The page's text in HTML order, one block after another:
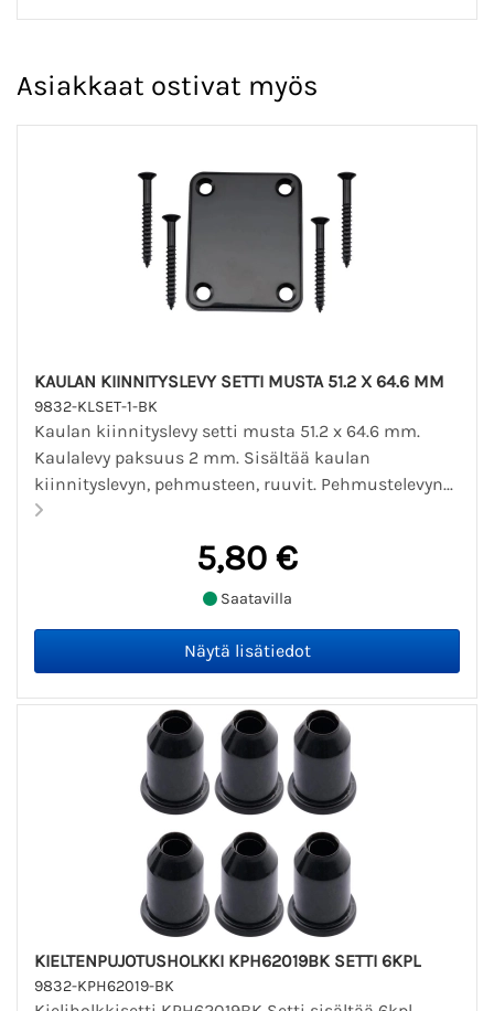
Asiakkaat ostivat myös
KAULAN KIINNITYSLEVY SETTI MUSTA 51.2 X 64.6 MM
9832-KLSET-1-BK
Kaulan kiinnityslevy setti musta 51.2 x 64.6 mm.
Kaulalevy paksuus 2 mm. Sisältää kaulan
kiinnityslevyn, pehmusteen, ruuvit. Pehmustelevyn...
5,80 €
Saatavilla
KIELTENPUJOTUSHOLKKI KPH62019BK SETTI 6KPL
9832-KPH62019-BK